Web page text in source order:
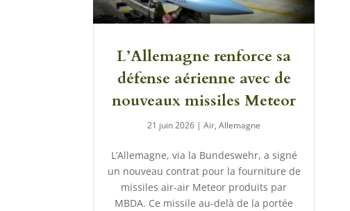
L’Allemagne renforce sa
défense aérienne avec de
nouveaux missiles Meteor
21 juin 2026 |Air,Allemagne
L’Allemagne, via la Bundeswehr, a signé
un nouveau contrat pour la fourniture de
missiles air-air Meteor produits par
MBDA. Ce missile au-delà de la portée